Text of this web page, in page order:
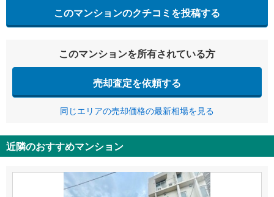
このマンションのクチコミを投稿する
このマンションを所有されている方
売却査定を依頼する
同じエリアの売却価格の最新相場を見る
近隣のおすすめマンション